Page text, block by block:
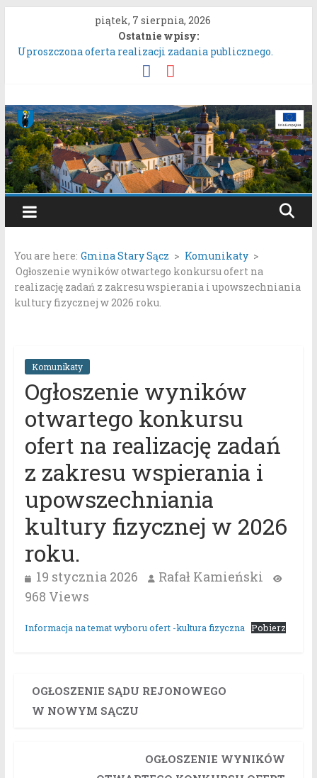
treści
piątek, 7 sierpnia, 2026
Ostatnie wpisy:
Uproszczona oferta realizacji zadania publicznego.
ZARZĄDZENIE NR 136/2026BURMISTRZA STAREGO
oddania w najem, dzierżawę i użyczenie.
Konkurs Wieńców Dożynkowych Województwa
Małopolskiego.
Zgłaszanie uwag do oferty realizacji zadania publicznego
pn. „Integracyjna Grupa Teatralna” złożonej przez
Stowarzyszenie „Gniazdo”.
Konsultacje społeczne dotyczące zmiany „Miejscowego
Gmina
Stary
Sącz
Portal
Gminy
Stary
Sącz
You are here: Gmina Stary Sącz > Komunikaty >
Ogłoszenie wyników otwartego konkursu ofert na
realizację zadań z zakresu wspierania i upowszechniania
kultury fizycznej w 2026 roku.
Komunikaty
Ogłoszenie wyników
otwartego konkursu
ofert na realizację zadań
z zakresu wspierania i
upowszechniania
kultury fizycznej w 2026
roku.
19 stycznia 2026
Rafał Kamieński
968 Views
Informacja na temat wyboru ofert -kultura fizyczna Pobierz
OGŁOSZENIE SĄDU REJONOWEGO
W NOWYM SĄCZU
OGŁOSZENIE WYNIKÓW